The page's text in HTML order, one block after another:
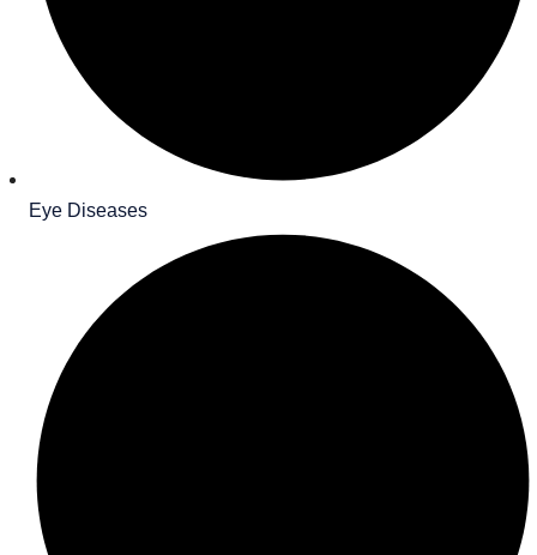
for:
Search
Eye Diseases